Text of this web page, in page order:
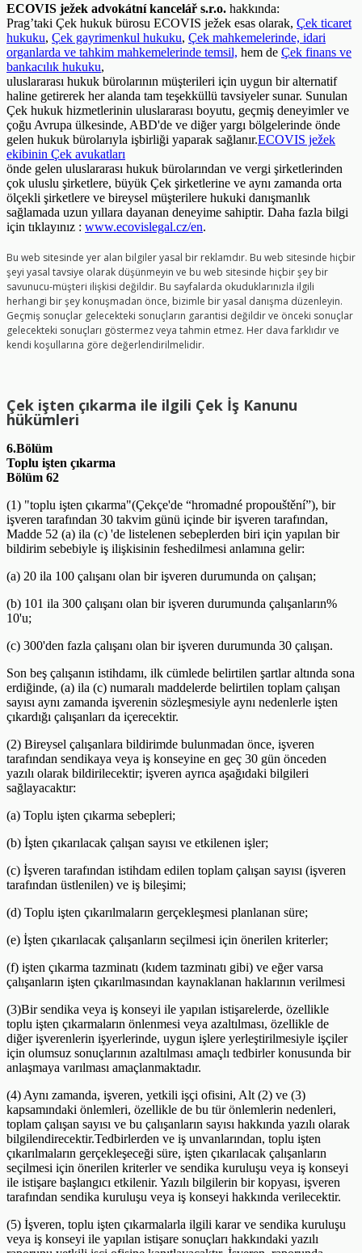
ECOVIS ježek advokátní kancelář s.r.o. hakkında:
Prag’taki Çek hukuk bürosu ECOVIS ježek esas olarak, Çek ticaret
hukuku, Çek gayrimenkul hukuku, Çek mahkemelerinde, idari
organlarda ve tahkim mahkemelerinde temsil, hem de Çek finans ve
bankacılık hukuku,
uluslararası hukuk bürolarının müşterileri için uygun bir alternatif
haline getirerek her alanda tam teşekküllü tavsiyeler sunar. Sunulan
Çek hukuk hizmetlerinin uluslararası boyutu, geçmiş deneyimler ve
çoğu Avrupa ülkesinde, ABD'de ve diğer yargı bölgelerinde önde
gelen hukuk bürolarıyla işbirliği yaparak sağlanır.ECOVIS ježek
ekibinin Çek avukatları
önde gelen uluslararası hukuk bürolarından ve vergi şirketlerinden
çok uluslu şirketlere, büyük Çek şirketlerine ve aynı zamanda orta
ölçekli şirketlere ve bireysel müşterilere hukuki danışmanlık
sağlamada uzun yıllara dayanan deneyime sahiptir. Daha fazla bilgi
için tıklayınız : www.ecovislegal.cz/en.
Bu web sitesinde yer alan bilgiler yasal bir reklamdır. Bu web sitesinde hiçbir
şeyi yasal tavsiye olarak düşünmeyin ve bu web sitesinde hiçbir şey bir
savunucu-müşteri ilişkisi değildir. Bu sayfalarda okuduklarınızla ilgili
herhangi bir şey konuşmadan önce, bizimle bir yasal danışma düzenleyin.
Geçmiş sonuçlar gelecekteki sonuçların garantisi değildir ve önceki sonuçlar
gelecekteki sonuçları göstermez veya tahmin etmez. Her dava farklıdır ve
kendi koşullarına göre değerlendirilmelidir.
Çek işten çıkarma ile ilgili Çek İş Kanunu
hükümleri
6.Bölüm
Toplu işten çıkarma
Bölüm 62
(1) "toplu işten çıkarma"(Çekçe'de “hromadné propouštění”), bir
işveren tarafından 30 takvim günü içinde bir işveren tarafından,
Madde 52 (a) ila (c) 'de listelenen sebeplerden biri için yapılan bir
bildirim sebebiyle iş ilişkisinin feshedilmesi anlamına gelir:
(a) 20 ila 100 çalışanı olan bir işveren durumunda on çalışan;
(b) 101 ila 300 çalışanı olan bir işveren durumunda çalışanların%
10'u;
(c) 300'den fazla çalışanı olan bir işveren durumunda 30 çalışan.
Son beş çalışanın istihdamı, ilk cümlede belirtilen şartlar altında sona
erdiğinde, (a) ila (c) numaralı maddelerde belirtilen toplam çalışan
sayısı aynı zamanda işverenin sözleşmesiyle aynı nedenlerle işten
çıkardığı çalışanları da içerecektir.
(2) Bireysel çalışanlara bildirimde bulunmadan önce, işveren
tarafından sendikaya veya iş konseyine en geç 30 gün önceden
yazılı olarak bildirilecektir; işveren ayrıca aşağıdaki bilgileri
sağlayacaktır:
(a) Toplu işten çıkarma sebepleri;
(b) İşten çıkarılacak çalışan sayısı ve etkilenen işler;
(c) İşveren tarafından istihdam edilen toplam çalışan sayısı (işveren
tarafından üstlenilen) ve iş bileşimi;
(d) Toplu işten çıkarılmaların gerçekleşmesi planlanan süre;
(e) İşten çıkarılacak çalışanların seçilmesi için önerilen kriterler;
(f) işten çıkarma tazminatı (kıdem tazminatı gibi) ve eğer varsa
çalışanların işten çıkarılmasından kaynaklanan haklarının verilmesi
(3)Bir sendika veya iş konseyi ile yapılan istişarelerde, özellikle
toplu işten çıkarmaların önlenmesi veya azaltılması, özellikle de
diğer işverenlerin işyerlerinde, uygun işlere yerleştirilmesiyle işçiler
için olumsuz sonuçlarının azaltılması amaçlı tedbirler konusunda bir
anlaşmaya varılması amaçlanmaktadır.
(4) Aynı zamanda, işveren, yetkili işçi ofisini, Alt (2) ve (3)
kapsamındaki önlemleri, özellikle de bu tür önlemlerin nedenleri,
toplam çalışan sayısı ve bu çalışanların sayısı hakkında yazılı olarak
bilgilendirecektir.Tedbirlerden ve iş unvanlarından, toplu işten
çıkarılmaların gerçekleşeceği süre, işten çıkarılacak çalışanların
seçilmesi için önerilen kriterler ve sendika kuruluşu veya iş konseyi
ile istişare başlangıcı etkilenir. Yazılı bilgilerin bir kopyası, işveren
tarafından sendika kuruluşu veya iş konseyi hakkında verilecektir.
(5) İşveren, toplu işten çıkarmalarla ilgili karar ve sendika kuruluşu
veya iş konseyi ile yapılan istişare sonuçları hakkındaki yazılı